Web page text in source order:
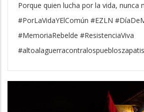
Porque quien lucha por la vida, nunca
#PorLaVidaYElComún #EZLN
#MemoriaRebelde #ResistenciaViva